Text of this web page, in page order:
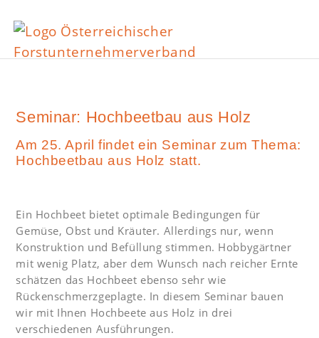
Seminar: Hochbeetbau aus Holz
Am 25. April findet ein Seminar zum Thema:
Hochbeetbau aus Holz statt.
Ein Hochbeet bietet optimale Bedingungen für
Gemüse, Obst und Kräuter. Allerdings nur, wenn
Konstruktion und Befüllung stimmen. Hobbygärtner
mit wenig Platz, aber dem Wunsch nach reicher Ernte
schätzen das Hochbeet ebenso sehr wie
Rückenschmerzgeplagte. In diesem Seminar bauen
wir mit Ihnen Hochbeete aus Holz in drei
verschiedenen Ausführungen.